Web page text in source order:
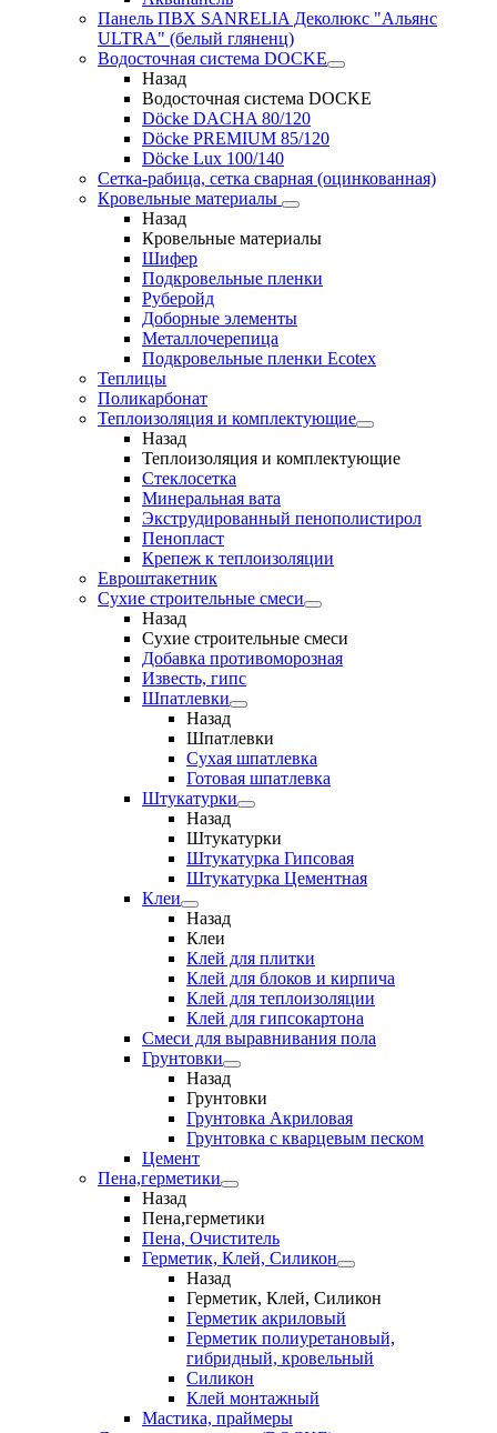
Панель ПВХ SANRELIA Деколюкс "Альянс
ULTRA" (белый гляненц)
Водосточная система DOCKE
Назад
Водосточная система DOCKE
Döсkе DACHA 80/120
Döcke PREMIUM 85/120
Döсkе Luх 100/140
Сетка-рабица, сетка сварная (оцинкованная)
Кровельные материалы
Назад
Кровельные материалы
Шифер
Подкровельные пленки
Руберойд
Доборные элементы
Металлочерепица
Подкровельные пленки Ecotex
Теплицы
Поликарбонат
Теплоизоляция и комплектующие
Назад
Теплоизоляция и комплектующие
Стеклосетка
Минеральная вата
Экструдированный пенополистирол
Пенопласт
Крепеж к теплоизоляции
Евроштакетник
Сухие строительные смеси
Назад
Сухие строительные смеси
Добавка противоморозная
Известь, гипс
Шпатлевки
Назад
Шпатлевки
Сухая шпатлевка
Готовая шпатлевка
Штукатурки
Назад
Штукатурки
Штукатурка Гипсовая
Штукатурка Цементная
Клеи
Назад
Клеи
Клей для плитки
Клей для блоков и кирпича
Клей для теплоизоляции
Клей для гипсокартона
Смеси для выравнивания пола
Грунтовки
Назад
Грунтовки
Грунтовка Акриловая
Грунтовка с кварцевым песком
Цемент
Пена,герметики
Назад
Пена,герметики
Пена, Очиститель
Герметик, Клей, Силикон
Назад
Герметик, Клей, Силикон
Герметик акриловый
Герметик полиуретановый,
гибридный, кровельный
Силикон
Клей монтажный
Мастика, праймеры